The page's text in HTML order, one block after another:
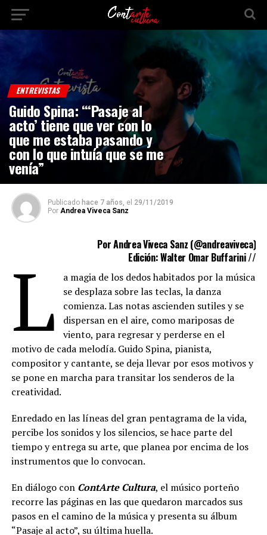
ENTREVISTAS
Guido Spina: “‘Pasaje al
acto’ tiene que ver con lo
que me estaba pasando y
con lo que intuía que se me
venía”
Publicado hace 7 años, el 29/11/2019
Por Andrea Viveca Sanz
Por Andrea Viveca Sanz (@andreaviveca)
Edición: Walter Omar Buffarini //
L
a magia de los dedos habitados por la música
se desplaza sobre las teclas, la danza
comienza. Las notas ascienden sutiles y se
dispersan en el aire, como mariposas de
viento, para regresar y perderse en el
motivo de cada melodía. Guido Spina, pianista,
compositor y cantante, se deja llevar por esos motivos y
se pone en marcha para transitar los senderos de la
creatividad.
Enredado en las líneas del gran pentagrama de la vida,
percibe los sonidos y los silencios, se hace parte del
tiempo y entrega su arte, que planea por encima de los
instrumentos que lo convocan.
En diálogo con ContArte Cultura, el músico porteño
recorre las páginas en las que quedaron marcados sus
pasos en el camino de la música y presenta su álbum
“Pasaje al acto”, su última huella.